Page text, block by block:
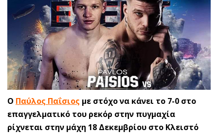
Ο Παύλος Παΐσιος με στόχο να κάνει το 7-0 στο
επαγγελματικό του ρεκόρ στην πυγμαχία
ρίχνεται στην μάχη 18 Δεκεμβρίου στο Κλειστό